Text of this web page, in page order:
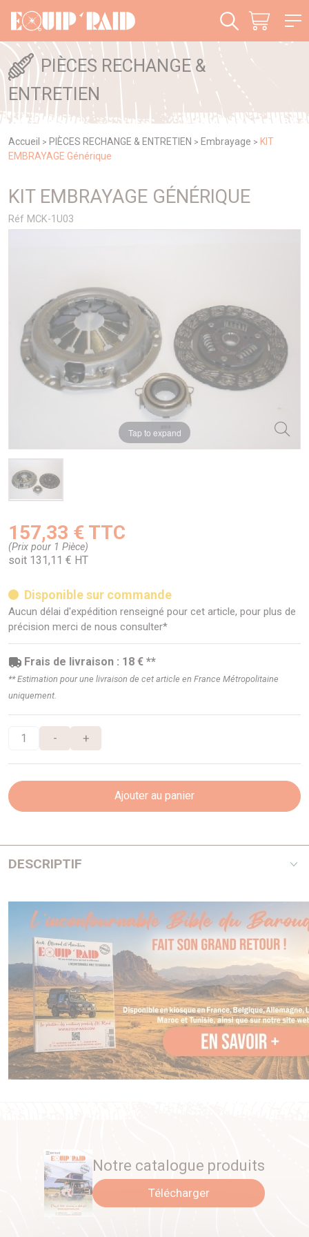
PIÈCES RECHANGE &
ENTRETIEN
Accueil > PIÈCES RECHANGE & ENTRETIEN > Embrayage > KIT
EMBRAYAGE Générique
KIT EMBRAYAGE GÉNÉRIQUE
Réf MCK-1U03
Tap to expand
157,33 € TTC
(Prix pour 1 Pièce)
soit 131,11 € HT
Disponible sur commande
Aucun délai d'expédition renseigné pour cet article, pour plus de
précision merci de nous consulter*
Frais de livraison : 18 € **
** Estimation pour une livraison de cet article en France Métropolitaine
uniquement.
- +
Ajouter au panier
DESCRIPTIF
Notre catalogue produits
Télécharger
Panneau de gestion des cookies